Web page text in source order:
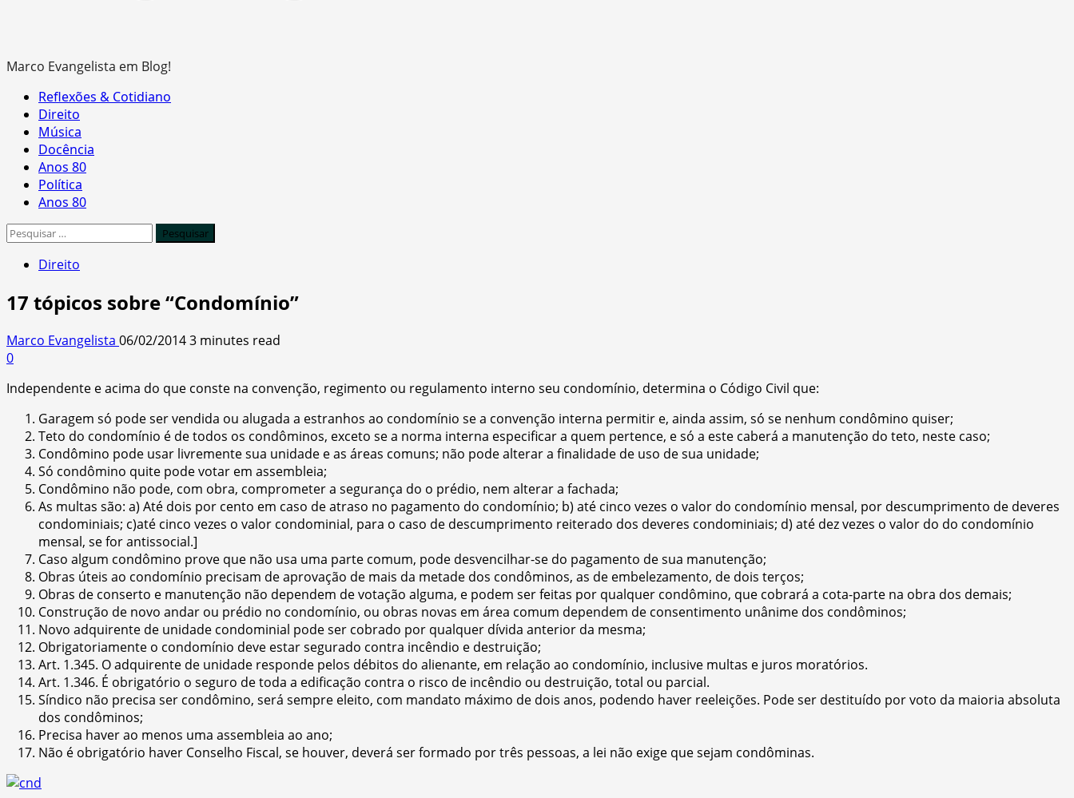
Marco Evangelista em Blog!
Primary
Menu
Reflexões & Cotidiano
Direito
Música
Docência
Anos 80
Política
Anos 80
Pesquisar
Direito
17 tópicos sobre “Condomínio”
Marco Evangelista 06/02/20143 minutes read
0
Independente e acima do que conste na convenção, regimento ou regulamento interno seu condomínio, determina o Código Civil que:
Garagem só pode ser vendida ou alugada a estranhos ao condomínio se a convenção interna permitir e, ainda assim, só se nenhum condômino quiser;
Teto do condomínio é de todos os condôminos, exceto se a norma interna especificar a quem pertence, e só a este caberá a manutenção do teto, neste caso;
Condômino pode usar livremente sua unidade e as áreas comuns; não pode alterar a finalidade de uso de sua unidade;
Só condômino quite pode votar em assembleia;
Condômino não pode, com obra, comprometer a segurança do o prédio, nem alterar a fachada;
As multas são: a) Até dois por cento em caso de atraso no pagamento do condomínio; b) até cinco vezes o valor do condomínio mensal, por descumprimento de deveres
condominiais; c)até cinco vezes o valor condominial, para o caso de descumprimento reiterado dos deveres condominiais; d) até dez vezes o valor do do condomínio
mensal, se for antissocial.]
Caso algum condômino prove que não usa uma parte comum, pode desvencilhar-se do pagamento de sua manutenção;
Obras úteis ao condomínio precisam de aprovação de mais da metade dos condôminos, as de embelezamento, de dois terços;
Obras de conserto e manutenção não dependem de votação alguma, e podem ser feitas por qualquer condômino, que cobrará a cota-parte na obra dos demais;
Construção de novo andar ou prédio no condomínio, ou obras novas em área comum dependem de consentimento unânime dos condôminos;
Novo adquirente de unidade condominial pode ser cobrado por qualquer dívida anterior da mesma;
Obrigatoriamente o condomínio deve estar segurado contra incêndio e destruição;
Art. 1.345. O adquirente de unidade responde pelos débitos do alienante, em relação ao condomínio, inclusive multas e juros moratórios.
Art. 1.346. É obrigatório o seguro de toda a edificação contra o risco de incêndio ou destruição, total ou parcial.
Síndico não precisa ser condômino, será sempre eleito, com mandato máximo de dois anos, podendo haver reeleições. Pode ser destituído por voto da maioria absoluta
dos condôminos;
Precisa haver ao menos uma assembleia ao ano;
Não é obrigatório haver Conselho Fiscal, se houver, deverá ser formado por três pessoas, a lei não exige que sejam condôminas.